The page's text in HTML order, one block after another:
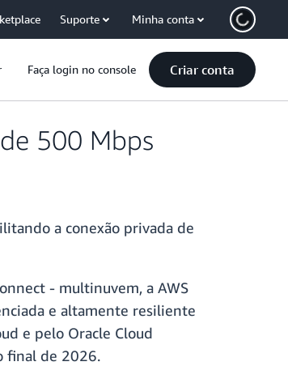
Suporte Minha conta
Faça login no console Criar conta
500 Mbps
a conexão privada de
- multinuvem, a AWS
e altamente resiliente
e pelo Oracle Cloud
final de 2026.